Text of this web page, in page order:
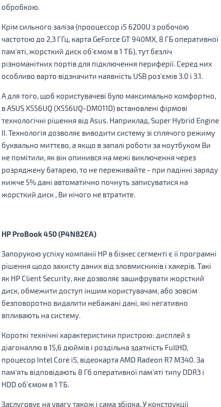
обробкою.
Крім сильного заліза (прооцессор i5 6200U з робочою
частотою до 2,3 ГГц, карта GeForce GT 940MX, 8 ГБ оперативної
пам'яті, жорсткий диск об'ємом в 1 ТБ), тут безліч
різноманітних портів для підключення периферії. Серед них
особливо варто відзначити наявність USB роз'ємів 3.0 і 3.1.
А для того, щоб користувачеві було максимально комфортно,
в ASUS X556UQ (X556UQ-DM011D) встановлені фірмові
технологічні рішення від Asus. Наприклад, Super Hybrid Engine
II. Технологія дозволяє виводити систему зi сплячого режиму
буквально миттєво, а якщо в запалі роботи за ноутбуком Ви
не помітили, як він опинився на межі виключення через
розряджену батарею, то не переживайте - при падінні заряду
нижче 5% дані автоматично почнуть записуватися на
жорсткий диск , Ви нічого не втратите.
HP ProBook450 (P4N82EA)
Запорукою успіху компанії HP в бізнес сегменті є її програмні
рішення щодо захисту даних від зловмисників і хакерів. Такі
як HP Client Security, яке дозволяє зашифрувати жорсткий
диск, обмежити доступ іншим користувачам, або зовсім
безповоротно видалити небажані дані, які негативно
впливають на систему.
Короткі технічні характеристики пристрою: дисплей з
діагоналлю в 15,6 дюймів і роздiльна здатнiсть FullHD,
процесор Intel Core i5, відеокарта AMD Radeon R7 M340. За
пам'ять відповідають 8 Гб оперативної пам'яті типу DDR3 і
HDD об'ємом в 1 ТБ.
Заслуговує на увагу також і сама збірка. У конструкції